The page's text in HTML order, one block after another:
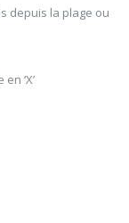
depuis la plage ou
‘X’